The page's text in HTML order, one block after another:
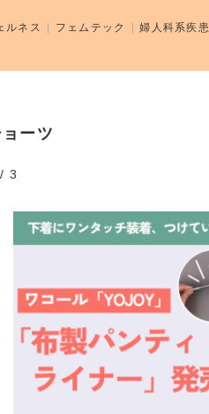
ーツ
/ 3
ルネス フェムテック 婦人科系疾患